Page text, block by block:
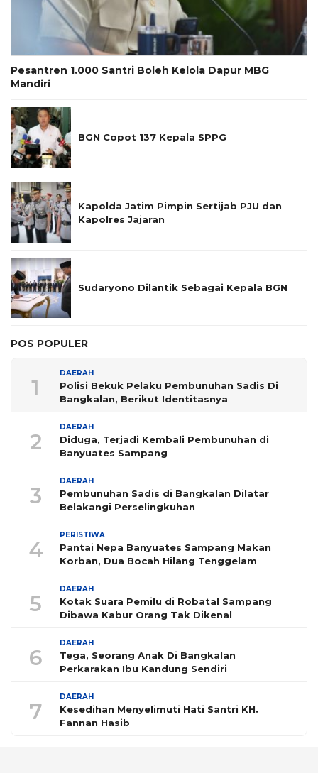
Pesantren 1.000 Santri Boleh Kelola Dapur MBG
Mandiri
BGN Copot 137 Kepala SPPG
Kapolda Jatim Pimpin Sertijab PJU dan
Kapolres Jajaran
Sudaryono Dilantik Sebagai Kepala BGN
POS POPULER
1
DAERAH
Polisi Bekuk Pelaku Pembunuhan Sadis Di
Bangkalan, Berikut Identitasnya
2
DAERAH
Diduga, Terjadi Kembali Pembunuhan di
Banyuates Sampang
3
DAERAH
Pembunuhan Sadis di Bangkalan Dilatar
Belakangi Perselingkuhan
4
PERISTIWA
Pantai Nepa Banyuates Sampang Makan
Korban, Dua Bocah Hilang Tenggelam
5
DAERAH
Kotak Suara Pemilu di Robatal Sampang
Dibawa Kabur Orang Tak Dikenal
6
DAERAH
Tega, Seorang Anak Di Bangkalan
Perkarakan Ibu Kandung Sendiri
7
DAERAH
Kesedihan Menyelimuti Hati Santri KH.
Fannan Hasib